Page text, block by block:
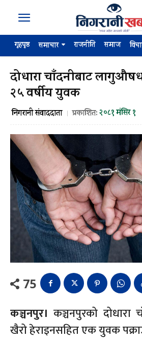
गृहपृष्ठ समाचार राजनीति समाज
दोधारा चाँदनीबाट
२५ वर्षीय युवक
निगरानी संवाददाता प्रकाशित:२०८१ मंसिर १
75
कञ्चनपुर। कञ्चनपुरको
खैरो हेराइनसहित एक युवक